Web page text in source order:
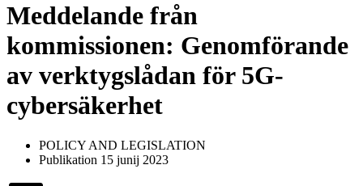
Meddelande från
kommissionen: Genomförande
av verktygslådan för 5G-
cybersäkerhet
POLICY AND LEGISLATION
Publikation 15 junij 2023